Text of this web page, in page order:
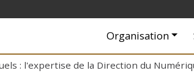
Navigation
Organisation
: l'expertise de la Direction du